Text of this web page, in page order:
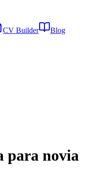
CV Builder Blog
para novia